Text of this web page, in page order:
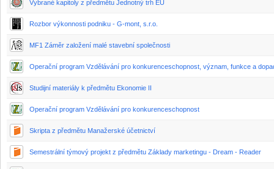
Vybrané kapitoly z předmětu Jednotný trh EU
Rozbor výkonnosti podniku - G-mont, s.r.o.
MF1 Záměr založení malé stavební společnosti
Operační program Vzdělávání pro konkurenceschopnost, význam, funkce a
Studijní materiály k předmětu Ekonomie II
Operační program Vzdělávání pro konkurenceschopnost
Skripta z předmětu Manažerské účetnictví
Semestrální týmový projekt z předmětu Základy marketingu - Dream - Reader